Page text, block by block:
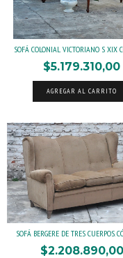
SOFÁ COLONIAL VICTORIANO S XIX
$5.179.310,00
AGREGAR AL CARRITO
SOFÁ BERGERE DE TRES CUERPOS.
$2.208.890,00